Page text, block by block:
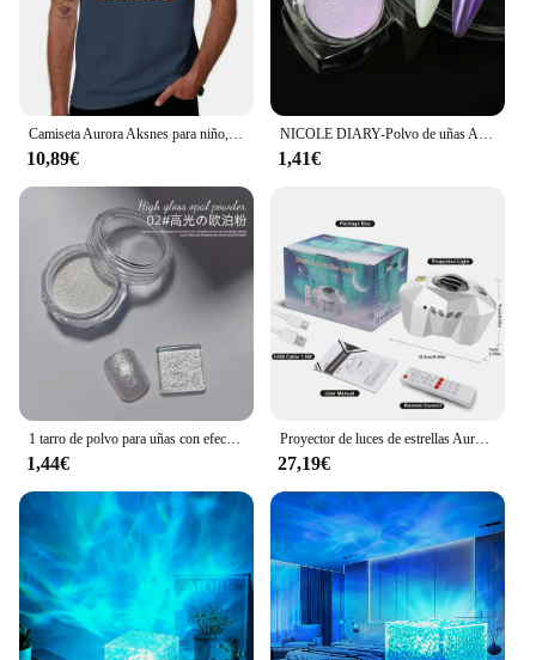
Camiseta Aurora Aksnes para niño, ropa hippie en blanco, camisetas para hombre
10,89€
NICOLE DIARY-Polvo de uñas Aurora, pigmento de cromo blanco, polvo de frotamiento de perlas, efecto espejo, purpurina para manicura artística, accesorios para uñas
1,41€
1 tarro de polvo para uñas con efecto perla, espejo Aurora cromado, sirena, polvo artístico para uñas, arcoíris AB, espejo mágico, suministros de polvo de concha de perla
1,44€
Proyector de luces de estrellas Aurora Galaxy Moon con Control remoto, lámparas de noche de cielo, regalo para niños y adultos, altavoz de música Bluetooth, decoración del hogar
27,19€